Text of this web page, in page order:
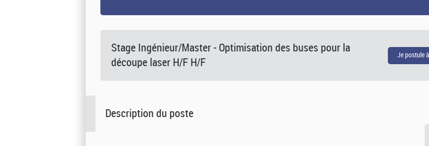
Stage Ingénieur/Master - Optimisation des buses pour la
découpe laser H/F H/F
Description du poste